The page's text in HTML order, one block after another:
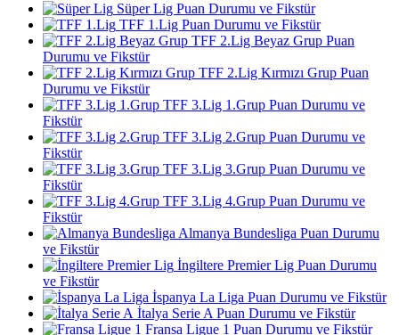
Süper Lig Puan Durumu ve Fikstür
TFF 1.Lig Puan Durumu ve Fikstür
TFF 2.Lig Beyaz Grup Puan
Durumu ve Fikstür
TFF 2.Lig Kırmızı Grup Puan
Durumu ve Fikstür
TFF 3.Lig 1.Grup Puan Durumu ve
Fikstür
TFF 3.Lig 2.Grup Puan Durumu ve
Fikstür
TFF 3.Lig 3.Grup Puan Durumu ve
Fikstür
TFF 3.Lig 4.Grup Puan Durumu ve
Fikstür
Almanya Bundesliga Puan Durumu
ve Fikstür
İngiltere Premier Lig Puan Durumu
ve Fikstür
İspanya La Liga Puan Durumu ve Fikstür
İtalya Serie A Puan Durumu ve Fikstür
Fransa Ligue 1 Puan Durumu ve Fikstür